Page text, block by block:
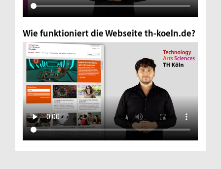
Wie funktioniert die Webseite th-koeln.de?